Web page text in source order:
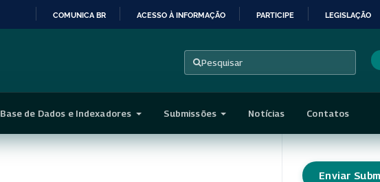
CONTEÚDO
COMUNICA BR ACESSO À INFORMAÇÃO PARTICIPE LEGISLAÇÃO
Pesquisar
Base de Dados e Indexadores Submissões Notícias Contatos
Enviar